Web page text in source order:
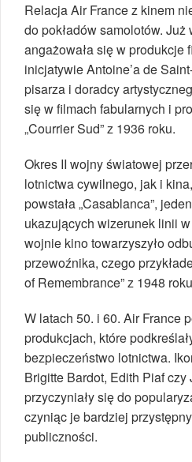
Relacja Air France z kinem
do pokładów samolotów.
angażowała się w produkcje
inicjatywie Antoine’a de
pisarza i doradcy
się w filmach fabularnych i
„Courrier Sud” z 1936 roku.
Okres II wojny światowej
lotnictwa cywilnego, jak i
powstała „Casablanca”,
ukazujących wizerunek linii
wojnie kino towarzyszyło
przewoźnika, czego
of Remembrance” z 1948
W latach 50. i 60. Air France
produkcjach, które
bezpieczeństwo lotnictwa.
Brigitte Bardot, Edith Piaf czy
przyczyniały się do
czyniąc je bardziej
publiczności.